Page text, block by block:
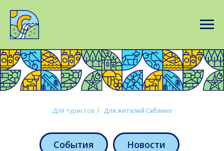
Для туристов / Для жителей Саблино
События Новости